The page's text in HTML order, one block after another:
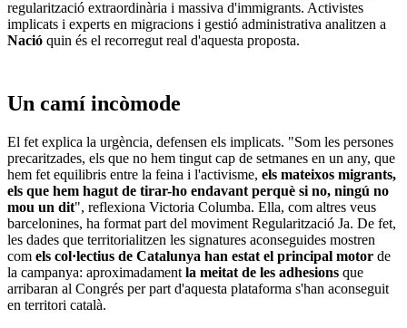
regularització extraordinària i massiva d'immigrants. Activistes
implicats i experts en migracions i gestió administrativa analitzen a
Nació quin és el recorregut real d'aquesta proposta.
Un camí incòmode
El fet explica la urgència, defensen els implicats. "Som les persones
precaritzades, els que no hem tingut cap de setmanes en un any, que
hem fet equilibris entre la feina i l'activisme, els mateixos migrants,
els que hem hagut de tirar-ho endavant perquè si no, ningú no
mou un dit", reflexiona Victoria Columba. Ella, com altres veus
barcelonines, ha format part del moviment Regularització Ja. De fet,
les dades que territorialitzen les signatures aconseguides mostren
com els col·lectius de Catalunya han estat el principal motor de
la campanya: aproximadament la meitat de les adhesions que
arribaran al Congrés per part d'aquesta plataforma s'han aconseguit
en territori català.